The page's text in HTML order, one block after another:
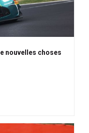
nouvelles choses